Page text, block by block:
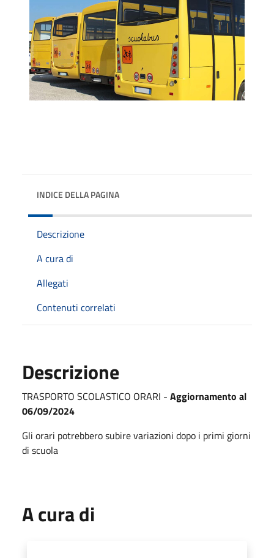
INDICE DELLA PAGINA
Descrizione
A cura di
Allegati
Contenuti correlati
Descrizione
TRASPORTO SCOLASTICO ORARI - Aggiornamento al
06/09/2024
Gli orari potrebbero subire variazioni dopo i primi giorni
di scuola
A cura di